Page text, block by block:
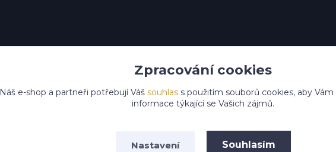
Zpracování cookies
Náš e-shop a partneři potřebují Váš souhlass použitím souborů cookies, aby
informace týkající se Vašich zájmů.
Nastavení Souhlasím